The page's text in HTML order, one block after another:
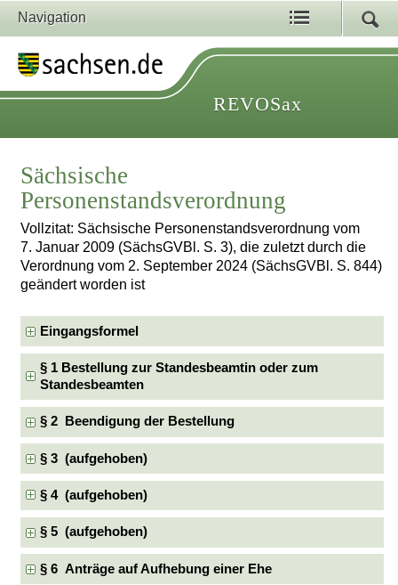
Navigation
REVOSax
Sächsische
Personenstandsverordnung
Vollzitat: Sächsische Personenstandsverordnung vom
7. Januar 2009 (SächsGVBl. S. 3), die zuletzt durch die
Verordnung vom 2. September 2024 (SächsGVBl. S. 844)
geändert worden ist
Eingangsformel
§ 1 Bestellung zur Standesbeamtin oder zum
Standesbeamten
§ 2 Beendigung der Bestellung
§ 3 (aufgehoben)
§ 4 (aufgehoben)
§ 5 (aufgehoben)
§ 6 Anträge auf Aufhebung einer Ehe